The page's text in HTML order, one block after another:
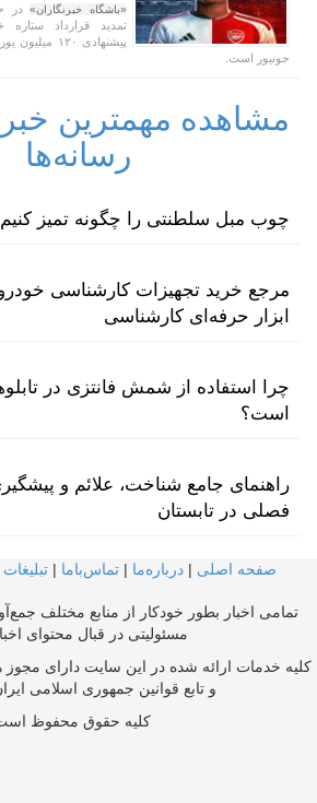
«باشگاه خبرنگاران»در
تمدید قرارداد
پیشنهادی
جونیور است.
مشاهده مهمترین
رسانه‌ها
چوب مبل سلطنتی را چگونه تمیز
مرجع خرید تجهیزات کارشناسی
ابزار حرفه‌ای کارشناسی
چرا استفاده از شمش فانتزی در
است؟
راهنمای جامع شناخت، علائم و
فصلی در تابستان
صفحه اصلی | درباره‌ما | تماس‌با‌ما | تبلیغات
تمامی اخبار بطور خودکار از منابع مختلف
مسئولیتی در قبال محتوای
کلیه خدمات ارائه شده در این سایت دارای مجوز
و تابع قوانین جمهوری اسلامی
کلیه حقوق محفوظ